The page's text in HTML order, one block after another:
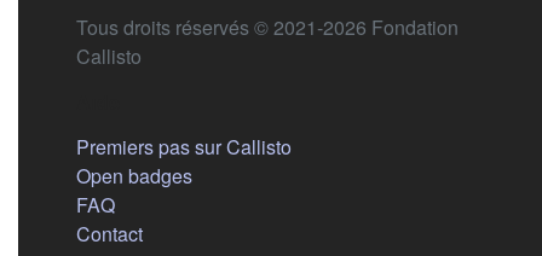
Tous droits réservés © 2021-2026 Fondation
Callisto
Premiers pas sur Callisto
Open badges
FAQ
Contact